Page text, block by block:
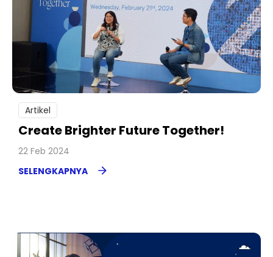
Artikel
Create Brighter Future Together!
22 Feb 2024
SELENGKAPNYA